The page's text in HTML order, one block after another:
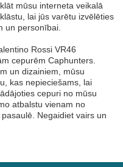
mūsu interneta veikalā
lai jūs varētu izvēlēties
un personībai.
Rossi VR46
cepurēm Caphunters.
un dizainiem, mūsu
kas nepieciešams, lai
cepuri no mūsu
atbalstu vienam no
Negaidiet vairs un